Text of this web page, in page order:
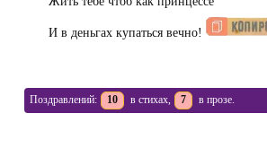
И в деньгах купаться вечно!
Поздравлений: 10 в стихах, 7 в прозе.